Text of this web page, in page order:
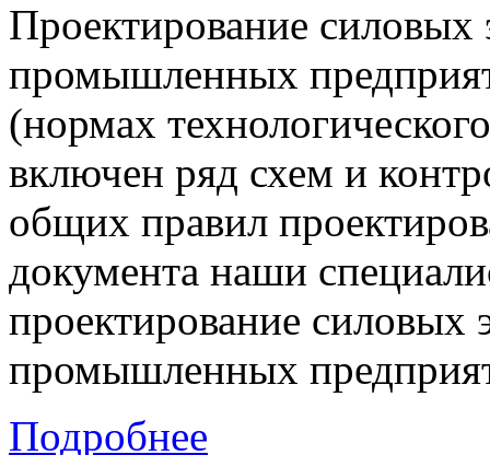
Проектирование силовых
промышленных
(нормах
включен ряд схем и
общих правил
документа наши
проектирование силовых
промышленных
Подробнее